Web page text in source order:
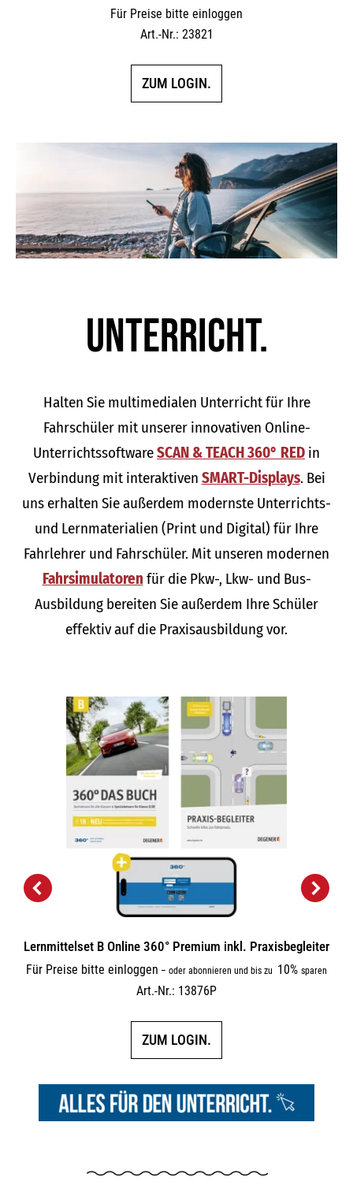
Für Preise bitte einloggen
Art.-Nr.: 23821
ZUM LOGIN.
Unter­richt.
Halten Sie multimedialen Unterricht für Ihre
Fahrschüler mit unserer innovativen Online-
UnterrichtssoftwareSCAN & TEACH 360° RED in
Verbindung mit interaktiven SMART-Displays. Bei
uns erhalten Sie außerdem modernste Unterrichts-
und Lernmaterialien (Print und Digital) für Ihre
Fahrlehrer und Fahrschüler. Mit unseren modernen
Fahrsimulatoren für die Pkw-, Lkw- und Bus-
Ausbildung bereiten Sie außerdem Ihre Schüler
effektiv auf die Praxisausbildung vor.
Lernmittelset B Online 360° Premium inkl. Praxisbegleiter
Für Preise bitte einloggen – oder abonnieren und bis zu 10% sparen
Art.-Nr.: 13876P
ZUM LOGIN.